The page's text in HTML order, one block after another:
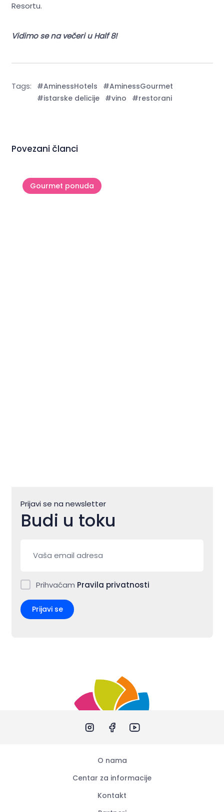
Resortu.
Vidimo se na večeri u Half 8!
Tags: #AminessHotels
#AminessGourmet
#istarske delicije
#vino #restorani
Povezani članci
Gourmet ponuda
Prijavi se na newsletter
Budi u toku
Prihvaćam Pravila privatnosti
Prijavi se
O nama
Centar za informacije
Kontakt